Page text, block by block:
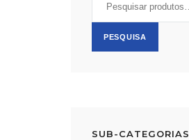
PESQUISA
SUB-CATEGORIAS